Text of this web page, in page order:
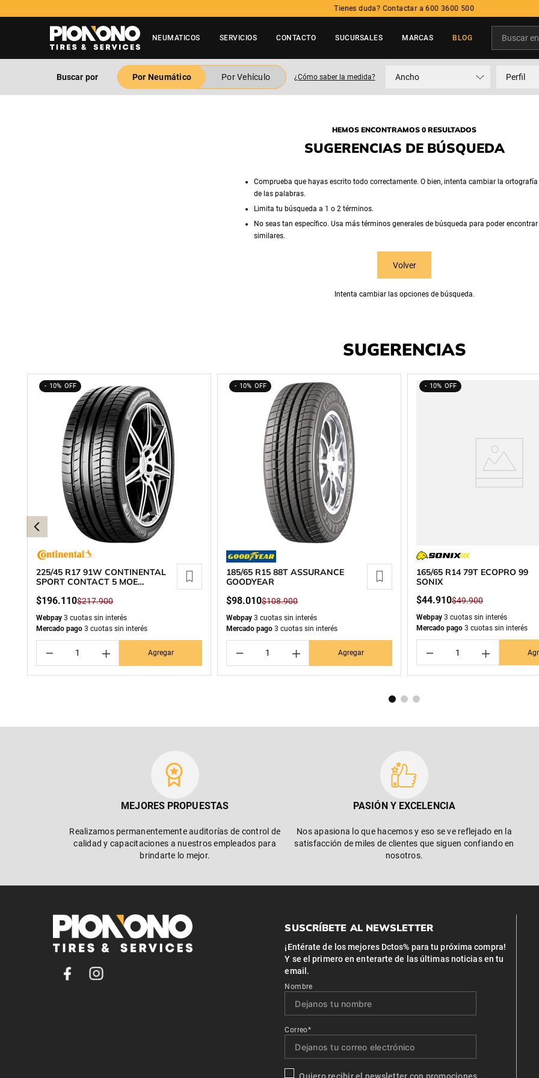
Tienes duda? Contactar a 600 3600 500
NEUMATICOS SERVICIOS CONTACTO SUCURSALES MARCAS BLOG
Buscar por Por Neumático Por Vehículo ¿Cómo saber la medida? Ancho Perfil
HEMOS ENCONTRAMOS 0 RESULTADOS
SUGERENCIAS DE BÚSQUEDA
Comprueba que hayas escrito todo correctamente. O bien, intenta cambiar la
de las palabras.
Limita tu búsqueda a 1 o 2 términos.
No seas tan específico. Usa más términos generales de búsqueda para poder
similares.
Volver
Intenta cambiar las opciones de búsqueda.
SUGERENCIAS
10%
225/45 R17 91W CONTINENTAL
SPORT CONTACT 5 MOE
$196.110$217.900
Webpay 3 cuotas sin interés
Mercado pago 3 cuotas sin interés
＋
－ Agregar
10%
185/65 R15 88T ASSURANCE
GOODYEAR
$98.010$108.900
Webpay 3 cuotas sin interés
Mercado pago 3 cuotas sin interés
＋
－ Agregar
10%
165/65 R14 79T ECOPRO 99
SONIX
$44.910$49.900
Webpay 3 cuotas sin interés
Mercado pago 3 cuotas sin interés
＋
－
MEJORES PROPUESTAS
Realizamos permanentemente auditorías de control de
calidad y capacitaciones a nuestros empleados para
brindarte lo mejor.
PASIÓN Y EXCELENCIA
Nos apasiona lo que hacemos y eso se ve reflejado en la
satisfacción de miles de clientes que siguen confiando en
nosotros.
SUSCRÍBETE AL NEWSLETTER
¡Entérate de los mejores Dctos% para tu próxima compra!
Y se el primero en enterarte de las últimas noticias en tu
email.
Nombre
Correo*
TÉRMINOS MÁS BUSCADOS
. neumatico
195